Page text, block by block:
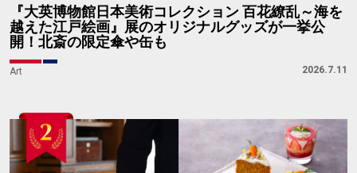
『大英博物館日本美術コレクション 百花繚乱～海を
越えた江戸絵画』展のオリジナルグッズが一挙公
開！北斎の限定傘や缶も
Art 2026.7.11